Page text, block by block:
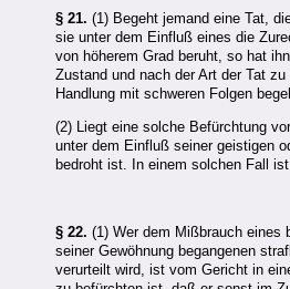
§ 21. (1) Begeht jemand eine Tat,
sie unter dem Einfluß eines die
von höherem Grad beruht, so hat
Zustand und nach der Art der Tat
Handlung mit schweren Folgen
(2) Liegt eine solche Befürchtung
unter dem Einfluß seiner geistigen
bedroht ist. In einem solchen Fall
§ 22. (1) Wer dem Mißbrauch eines
seiner Gewöhnung begangenen
verurteilt wird, ist vom Gericht in